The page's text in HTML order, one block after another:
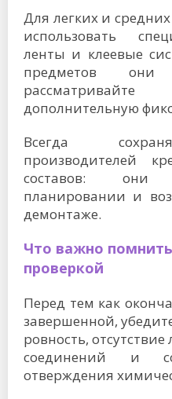
Для легких и
использовать
ленты и клеевые
предметов
дополнительную
Всегда
производителей
составов: они
планировании и
демонтаже.
Что важно
проверкой
Перед тем как
завершенной,
ровность,
соединений и
отверждения